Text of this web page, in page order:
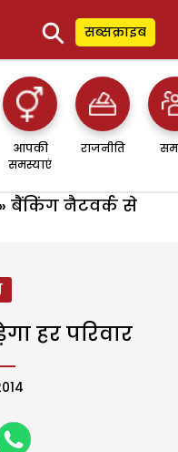
⚲ सब्सक्राइब
आपकी
समस्याएं
राजनीति
» बैंकिंग नैटवर्क से
हर परिवार